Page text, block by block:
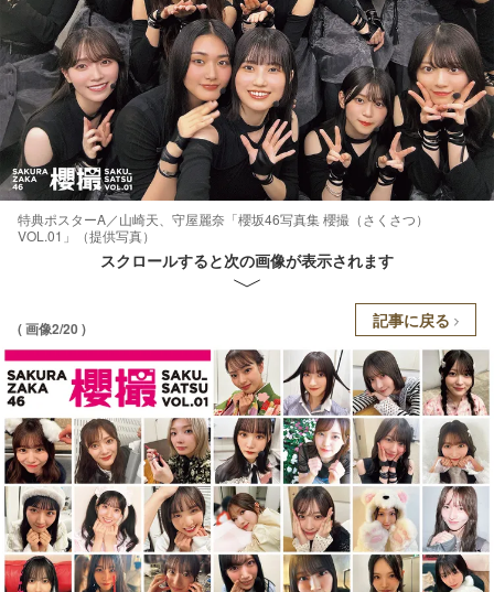
特典ポスターA／山崎天、守屋麗奈「櫻坂46写真集 櫻撮（さくさつ）
VOL.01」（提供写真）
スクロールすると次の画像が表示されます
( 画像2/20 ) 記事に戻る